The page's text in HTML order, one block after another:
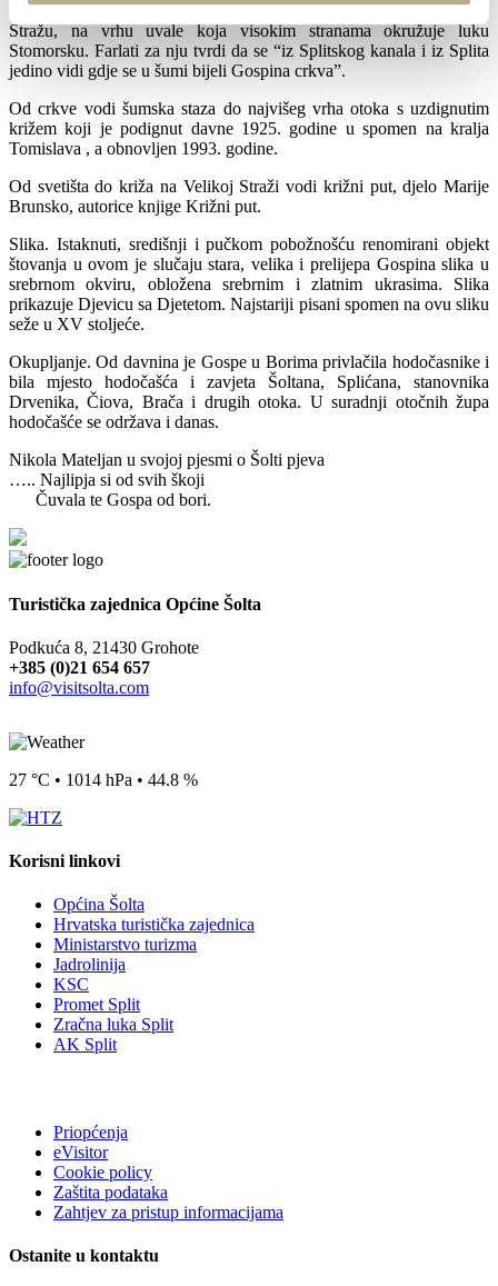
Položaj. Crkva Gospe u Borima nalazi se uz najviši vrh otoka - Velu
Stražu, na vrhu uvale koja visokim stranama okružuje luku
Stomorsku. Farlati za nju tvrdi da se “iz Splitskog kanala i iz Splita
jedino vidi gdje se u šumi bijeli Gospina crkva”.
Od crkve vodi šumska staza do najvišeg vrha otoka s uzdignutim
križem koji je podignut davne 1925. godine u spomen na kralja
Tomislava , a obnovljen 1993. godine.
Od svetišta do križa na Velikoj Straži vodi križni put, djelo Marije
Brunsko, autorice knjige Križni put.
Slika. Istaknuti, središnji i pučkom pobožnošću renomirani objekt
štovanja u ovom je slučaju stara, velika i prelijepa Gospina slika u
srebrnom okviru, obložena srebrnim i zlatnim ukrasima. Slika
prikazuje Djevicu sa Djetetom. Najstariji pisani spomen na ovu sliku
seže u XV stoljeće.
Okupljanje. Od davnina je Gospe u Borima privlačila hodočasnike i
bila mjesto hodočašća i zavjeta Šoltana, Splićana, stanovnika
Drvenika, Čiova, Brača i drugih otoka. U suradnji otočnih župa
hodočašće se održava i danas.
Nikola Mateljan u svojoj pjesmi o Šolti pjeva
….. Najlipja si od svih škoji
Čuvala te Gospa od bori.
Turistička zajednica Općine Šolta
Podkuća 8, 21430 Grohote
+385 (0)21 654 657
info@visitsolta.com
27 °C • 1014 hPa • 44.8 %
Korisni linkovi
Općina Šolta
Hrvatska turistička zajednica
Ministarstvo turizma
Jadrolinija
KSC
Promet Split
Zračna luka Split
AK Split
Priopćenja
eVisitor
Cookie policy
Zaštita podataka
Zahtjev za pristup informacijama
Ostanite u kontaktu